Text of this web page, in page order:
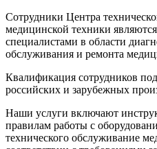
Сотрудники Центра
медицинской техники
специалистами в области
обслуживания и ремонта
Квалификация сотрудников
российских и зарубежных
Наши услуги включают
правилам работы с
технического обслуживание